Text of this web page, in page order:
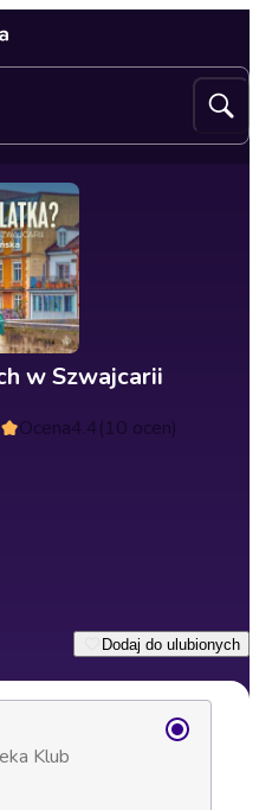
w Szwajcarii
Ocena4.4(10 ocen)
Dodaj do ulubionych
Klub